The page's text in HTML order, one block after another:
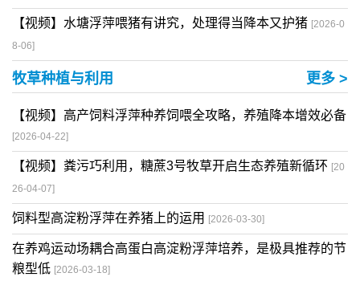
【视频】水塘浮萍喂猪有讲究，处理得当降本又护猪 [2026-0
8-06]
牧草种植与利用 更多 >
【视频】高产饲料浮萍种养饲喂全攻略，养殖降本增效必备
[2026-04-22]
【视频】粪污巧利用，糖蔗3号牧草开启生态养殖新循环 [20
26-04-07]
饲料型高淀粉浮萍在养猪上的运用 [2026-03-30]
在养鸡运动场耦合高蛋白高淀粉浮萍培养，是极具推荐的节
粮型低 [2026-03-18]